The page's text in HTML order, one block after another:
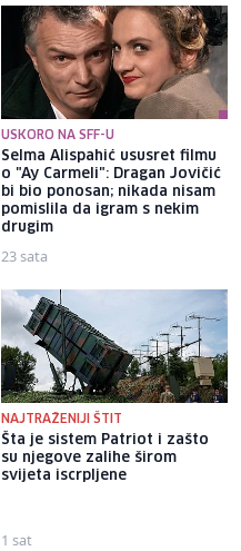
USKORO NA SFF-U
Selma Alispahić ususret filmu
o "Ay Carmeli": Dragan Jovičić
bi bio ponosan; nikada nisam
pomislila da igram s nekim
drugim
23 sata
NAJTRAŽENIJI ŠTIT
Šta je sistem Patriot i zašto
su njegove zalihe širom
svijeta iscrpljene
1 sat